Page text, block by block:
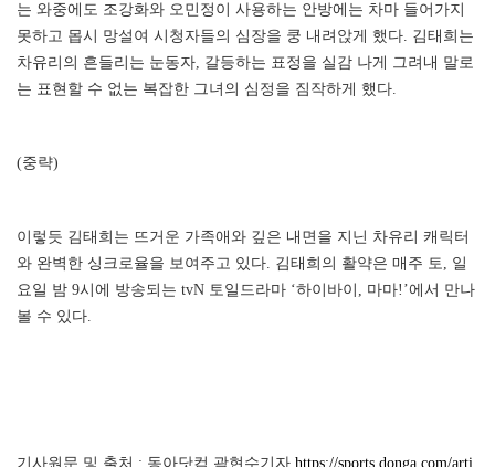
는 와중에도 조강화와 오민정이 사용하는 안방에는 차마 들어가지
못하고 몹시 망설여 시청자들의 심장을 쿵 내려앉게 했다. 김태희는
차유리의 흔들리는 눈동자, 갈등하는 표정을 실감 나게 그려내 말로
는 표현할 수 없는 복잡한 그녀의 심정을 짐작하게 했다.
(중략)
이렇듯 김태희는 뜨거운 가족애와 깊은 내면을 지닌 차유리 캐릭터
와 완벽한 싱크로율을 보여주고 있다. 김태희의 활약은 매주 토, 일
요일 밤 9시에 방송되는 tvN 토일드라마 ‘하이바이, 마마!’에서 만나
볼 수 있다.
기사원문 및 출처 : 동아닷컴 곽현수기자 https://sports.donga.com/arti